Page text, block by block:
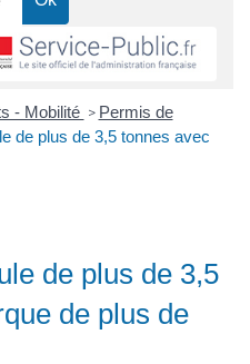
- Mobilité > Permis de
de plus de 3,5 tonnes avec
de plus de 3,5
de plus de